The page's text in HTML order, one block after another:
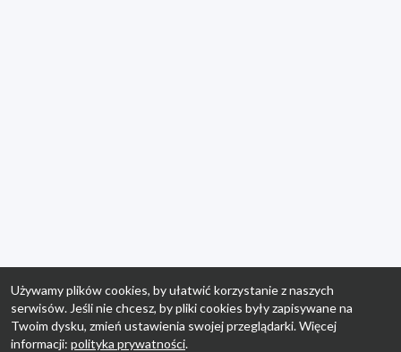
Używamy plików cookies, by ułatwić korzystanie z naszych
serwisów. Jeśli nie chcesz, by pliki cookies były zapisywane na
Twoim dysku, zmień ustawienia swojej przeglądarki. Więcej
informacji: polityka prywatności.